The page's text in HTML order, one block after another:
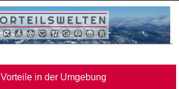
Vorteile in der Umgebung